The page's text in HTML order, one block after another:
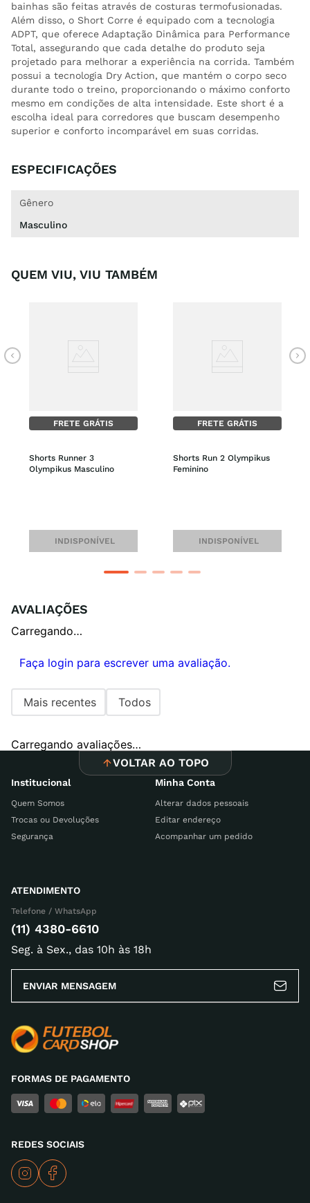
bainhas são feitas através de costuras termofusionadas.
Além disso, o Short Corre é equipado com a tecnologia
ADPT, que oferece Adaptação Dinâmica para Performance
Total, assegurando que cada detalhe do produto seja
projetado para melhorar a experiência na corrida. Também
possui a tecnologia Dry Action, que mantém o corpo seco
durante todo o treino, proporcionando o máximo conforto
mesmo em condições de alta intensidade. Este short é a
escolha ideal para corredores que buscam desempenho
superior e conforto incomparável em suas corridas.
ESPECIFICAÇÕES
Gênero
Masculino
QUEM VIU, VIU TAMBÉM
FRETE GRÁTIS
Shorts Runner 3
Olympikus Masculino
INDISPONÍVEL
FRETE GRÁTIS
Shorts Run 2 Olympikus
Feminino
INDISPONÍVEL
AVALIAÇÕES
Carregando…
Faça login para escrever uma avaliação.
Mais recentes Todos
Carregando avaliações…
VOLTAR AO TOPO
Institucional
Quem Somos
Trocas ou Devoluções
Segurança
Minha Conta
Alterar dados pessoais
Editar endereço
Acompanhar um pedido
ATENDIMENTO
Telefone / WhatsApp
(11) 4380-6610
Seg. à Sex., das 10h às 18h
ENVIAR MENSAGEM
FORMAS DE PAGAMENTO
REDES SOCIAIS